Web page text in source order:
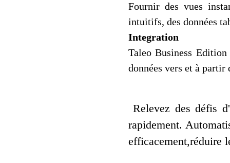
Fournir des vues
intuitifs, des données
Integration
Taleo Business
données vers et à partir
Relevez des défis
rapidement.
efficacement,réduire